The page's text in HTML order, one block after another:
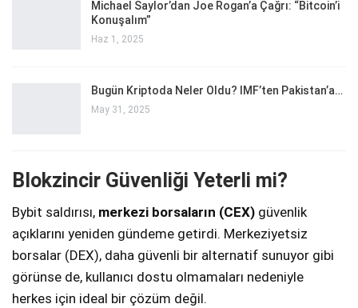
Michael Saylor’dan Joe Rogan’a Çağrı: “Bitcoin’i
Konuşalım”
Haz 1, 2025
Bugün Kriptoda Neler Oldu? IMF’ten Pakistan’a…
May 31, 2025
Blokzincir Güvenliği Yeterli mi?
Bybit saldırısı, merkezi borsaların (CEX) güvenlik
açıklarını yeniden gündeme getirdi. Merkeziyetsiz
borsalar (DEX), daha güvenli bir alternatif sunuyor gibi
görünse de, kullanıcı dostu olmamaları nedeniyle
herkes için ideal bir çözüm değil.